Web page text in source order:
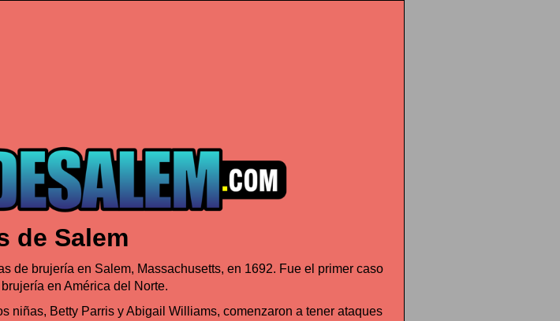
de Salem
de brujería en Salem, Massachusetts, en 1692. Fue el primer caso
en América del Norte.
niñas, Betty Parris y Abigail Williams, comenzaron a tener ataques